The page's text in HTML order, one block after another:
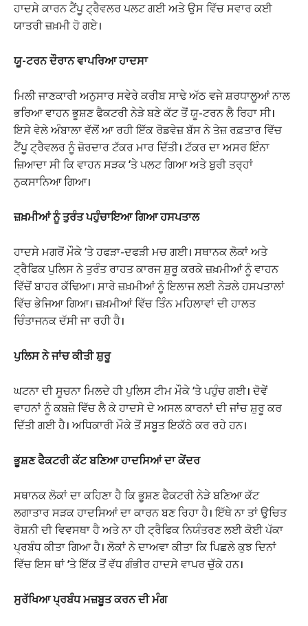
ਹਾਦਸੇ ਕਾਰਨ ਟੈਂਪੂ ਟ੍ਰੈਵਲਰ ਪਲਟ ਗਈ ਅਤੇ ਉਸ ਵਿੱਚ ਸਵਾਰ ਕਈ
ਯਾਤਰੀ ਜ਼ਖ਼ਮੀ ਹੋ ਗਏ।
ਯੂ-ਟਰਨ ਦੌਰਾਨ ਵਾਪਰਿਆ ਹਾਦਸਾ
ਮਿਲੀ ਜਾਣਕਾਰੀ ਅਨੁਸਾਰ ਸਵੇਰੇ ਕਰੀਬ ਸਾਢੇ ਅੱਠ ਵਜੇ ਸ਼ਰਧਾਲੂਆਂ ਨਾਲ
ਭਰਿਆ ਵਾਹਨ ਭੂਸ਼ਣ ਫੈਕਟਰੀ ਨੇੜੇ ਬਣੇ ਕੱਟ ਤੋਂ ਯੂ-ਟਰਨ ਲੈ ਰਿਹਾ ਸੀ।
ਇਸੇ ਵੇਲੇ ਅੰਬਾਲਾ ਵੱਲੋਂ ਆ ਰਹੀ ਇੱਕ ਰੋਡਵੇਜ਼ ਬੱਸ ਨੇ ਤੇਜ਼ ਰਫ਼ਤਾਰ ਵਿੱਚ
ਟੈਂਪੂ ਟ੍ਰੈਵਲਰ ਨੂੰ ਜ਼ੋਰਦਾਰ ਟੱਕਰ ਮਾਰ ਦਿੱਤੀ। ਟੱਕਰ ਦਾ ਅਸਰ ਇੰਨਾ
ਜ਼ਿਆਦਾ ਸੀ ਕਿ ਵਾਹਨ ਸੜਕ ‘ਤੇ ਪਲਟ ਗਿਆ ਅਤੇ ਬੁਰੀ ਤਰ੍ਹਾਂ
ਨੁਕਸਾਨਿਆ ਗਿਆ।
ਜ਼ਖ਼ਮੀਆਂ ਨੂੰ ਤੁਰੰਤ ਪਹੁੰਚਾਇਆ ਗਿਆ ਹਸਪਤਾਲ
ਹਾਦਸੇ ਮਗਰੋਂ ਮੌਕੇ ‘ਤੇ ਹਫੜਾ-ਦਫੜੀ ਮਚ ਗਈ। ਸਥਾਨਕ ਲੋਕਾਂ ਅਤੇ
ਟ੍ਰੈਫਿਕ ਪੁਲਿਸ ਨੇ ਤੁਰੰਤ ਰਾਹਤ ਕਾਰਜ ਸ਼ੁਰੂ ਕਰਕੇ ਜ਼ਖ਼ਮੀਆਂ ਨੂੰ ਵਾਹਨ
ਵਿੱਚੋਂ ਬਾਹਰ ਕੱਢਿਆ। ਸਾਰੇ ਜ਼ਖ਼ਮੀਆਂ ਨੂੰ ਇਲਾਜ ਲਈ ਨੇੜਲੇ ਹਸਪਤਾਲਾਂ
ਵਿੱਚ ਭੇਜਿਆ ਗਿਆ। ਜ਼ਖ਼ਮੀਆਂ ਵਿੱਚ ਤਿੰਨ ਮਹਿਲਾਵਾਂ ਦੀ ਹਾਲਤ
ਚਿੰਤਾਜਨਕ ਦੱਸੀ ਜਾ ਰਹੀ ਹੈ।
ਪੁਲਿਸ ਨੇ ਜਾਂਚ ਕੀਤੀ ਸ਼ੁਰੂ
ਘਟਨਾ ਦੀ ਸੂਚਨਾ ਮਿਲਦੇ ਹੀ ਪੁਲਿਸ ਟੀਮ ਮੌਕੇ ‘ਤੇ ਪਹੁੰਚ ਗਈ। ਦੋਵੇਂ
ਵਾਹਨਾਂ ਨੂੰ ਕਬਜ਼ੇ ਵਿੱਚ ਲੈ ਕੇ ਹਾਦਸੇ ਦੇ ਅਸਲ ਕਾਰਨਾਂ ਦੀ ਜਾਂਚ ਸ਼ੁਰੂ ਕਰ
ਦਿੱਤੀ ਗਈ ਹੈ। ਅਧਿਕਾਰੀ ਮੌਕੇ ਤੋਂ ਸਬੂਤ ਇਕੱਠੇ ਕਰ ਰਹੇ ਹਨ।
ਭੂਸ਼ਣ ਫੈਕਟਰੀ ਕੱਟ ਬਣਿਆ ਹਾਦਸਿਆਂ ਦਾ ਕੇਂਦਰ
ਸਥਾਨਕ ਲੋਕਾਂ ਦਾ ਕਹਿਣਾ ਹੈ ਕਿ ਭੂਸ਼ਣ ਫੈਕਟਰੀ ਨੇੜੇ ਬਣਿਆ ਕੱਟ
ਲਗਾਤਾਰ ਸੜਕ ਹਾਦਸਿਆਂ ਦਾ ਕਾਰਨ ਬਣ ਰਿਹਾ ਹੈ। ਇੱਥੇ ਨਾ ਤਾਂ ਉਚਿਤ
ਰੋਸ਼ਨੀ ਦੀ ਵਿਵਸਥਾ ਹੈ ਅਤੇ ਨਾ ਹੀ ਟ੍ਰੈਫਿਕ ਨਿਯੰਤਰਣ ਲਈ ਕੋਈ ਪੱਕਾ
ਪ੍ਰਬੰਧ ਕੀਤਾ ਗਿਆ ਹੈ। ਲੋਕਾਂ ਨੇ ਦਾਅਵਾ ਕੀਤਾ ਕਿ ਪਿਛਲੇ ਕੁਝ ਦਿਨਾਂ
ਵਿੱਚ ਇਸ ਥਾਂ ‘ਤੇ ਇੱਕ ਤੋਂ ਵੱਧ ਗੰਭੀਰ ਹਾਦਸੇ ਵਾਪਰ ਚੁੱਕੇ ਹਨ।
ਸੁਰੱਖਿਆ ਪ੍ਰਬੰਧ ਮਜ਼ਬੂਤ ਕਰਨ ਦੀ ਮੰਗ